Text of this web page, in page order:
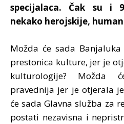
specijalaca. Čak su i
nekako herojskije,
Možda će sada
prestonica kulture, jer je
kulturologije? Možda
pravednija jer je otjerala
će sada Glavna služba za
postati nezavisna i